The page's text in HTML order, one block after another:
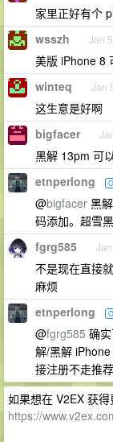
家里正好有个
wsszh Jan
美版 iPhone 8
winteq Jan
这生意是好啊
bigfacer
黑解 13pm 可
etnperlong
@bigfacer 黑
码添加。超雪
fgrg585
不是现在直接
麻烦
etnperlong
@fgrg585 确
解/黑解
接注册不走推
如果想在 V2EX 获得
https://